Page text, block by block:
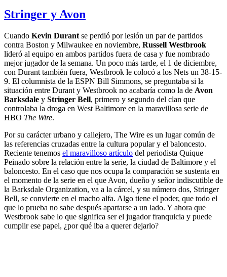
Stringer y Avon
Cuando Kevin Durant se perdió por lesión un par de partidos
contra Boston y Milwaukee en noviembre, Russell Westbrook
lideró al equipo en ambos partidos fuera de casa y fue nombrado
mejor jugador de la semana. Un poco más tarde, el 1 de diciembre,
con Durant también fuera, Westbrook le colocó a los Nets un 38-15-
9. El columnista de la ESPN Bill Simmons, se preguntaba si la
situación entre Durant y Westbrook no acabaría como la de Avon
Barksdale y Stringer Bell, primero y segundo del clan que
controlaba la droga en West Baltimore en la maravillosa serie de
HBO The Wire.
Por su carácter urbano y callejero, The Wire es un lugar común de
las referencias cruzadas entre la cultura popular y el baloncesto.
Reciente tenemos el maravilloso artículo del periodista Quique
Peinado sobre la relación entre la serie, la ciudad de Baltimore y el
baloncesto. En el caso que nos ocupa la comparación se sustenta en
el momento de la serie en el que Avon, dueño y señor indiscutible de
la Barksdale Organization, va a la cárcel, y su número dos, Stringer
Bell, se convierte en el macho alfa. Algo tiene el poder, que todo el
que lo prueba no sabe después apartarse a un lado. Y ahora que
Westbrook sabe lo que significa ser el jugador franquicia y puede
cumplir ese papel, ¿por qué iba a querer dejarlo?